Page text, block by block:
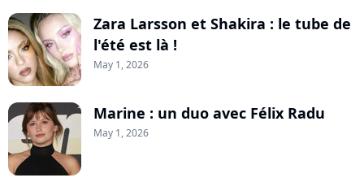
Zara Larsson et Shakira : le tube de
l'été est là !
May 1, 2026
Marine : un duo avec Félix Radu
May 1, 2026